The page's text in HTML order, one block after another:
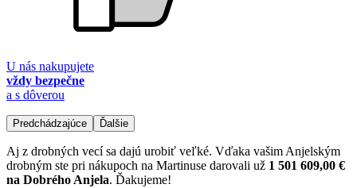
U nás nakupujete
vždy bezpečne
a s dôverou
Predchádzajúce Ďalšie
Aj z drobných vecí sa dajú urobiť veľké. Vďaka vašim Anjelským
drobným ste pri nákupoch na Martinuse darovali už 1 501 609,00 €
na Dobrého Anjela. Ďakujeme!